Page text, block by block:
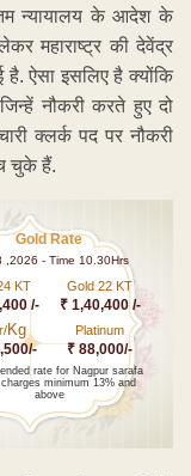
न्यायालय के आदेश के
महाराष्ट्र की देवेंद्र
ऐसा इसलिए है क्योंकि
नौकरी करते हुए दो
क्लर्क पद पर नौकरी
चुके हैं.
Gold Rate
,2026 - Time 10.30Hrs
KT
/-
Gold 22 KT
₹ 1,40,400 /-
Kg Platinum
₹ 88,000/-
rate for Nagpur sarafa
minimum 13% and
above